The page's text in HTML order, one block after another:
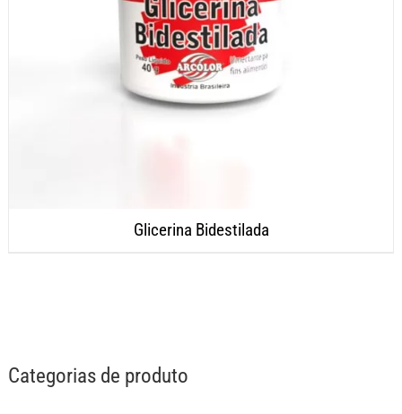
Glicerina Bidestilada
Categorias de produto